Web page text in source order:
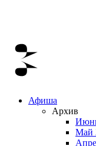
Афиша
Архив
Май